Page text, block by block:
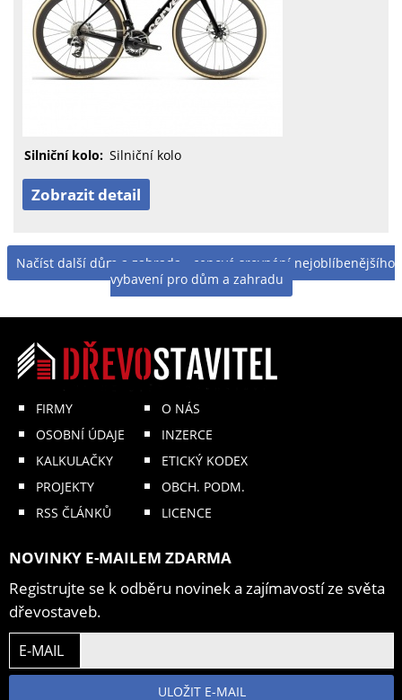
Silniční kolo: Silniční kolo
Zobrazit detail
Načíst další dům a zahrada - cenové srovnání nejoblíbenějšího
vybavení pro dům a zahradu
FIRMY
OSOBNÍ ÚDAJE
KALKULAČKY
PROJEKTY
RSS ČLÁNKŮ
O NÁS
INZERCE
ETICKÝ KODEX
OBCH. PODM.
LICENCE
NOVINKY E-MAILEM ZDARMA
Registrujte se k odběru novinek a zajímavostí ze světa
dřevostaveb.
E-MAIL
ULOŽIT E-MAIL